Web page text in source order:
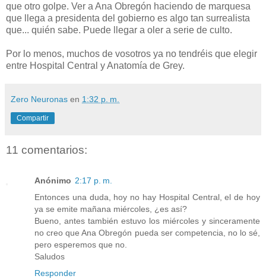
que otro golpe. Ver a Ana Obregón haciendo de marquesa
que llega a presidenta del gobierno es algo tan surrealista
que... quién sabe. Puede llegar a oler a serie de culto.
Por lo menos, muchos de vosotros ya no tendréis que elegir
entre Hospital Central y Anatomía de Grey.
Zero Neuronas en 1:32 p. m.
Compartir
11 comentarios:
Anónimo 2:17 p. m.
Entonces una duda, hoy no hay Hospital Central, el de hoy
ya se emite mañana miércoles, ¿es así?
Bueno, antes también estuvo los miércoles y sinceramente
no creo que Ana Obregón pueda ser competencia, no lo sé,
pero esperemos que no.
Saludos
Responder